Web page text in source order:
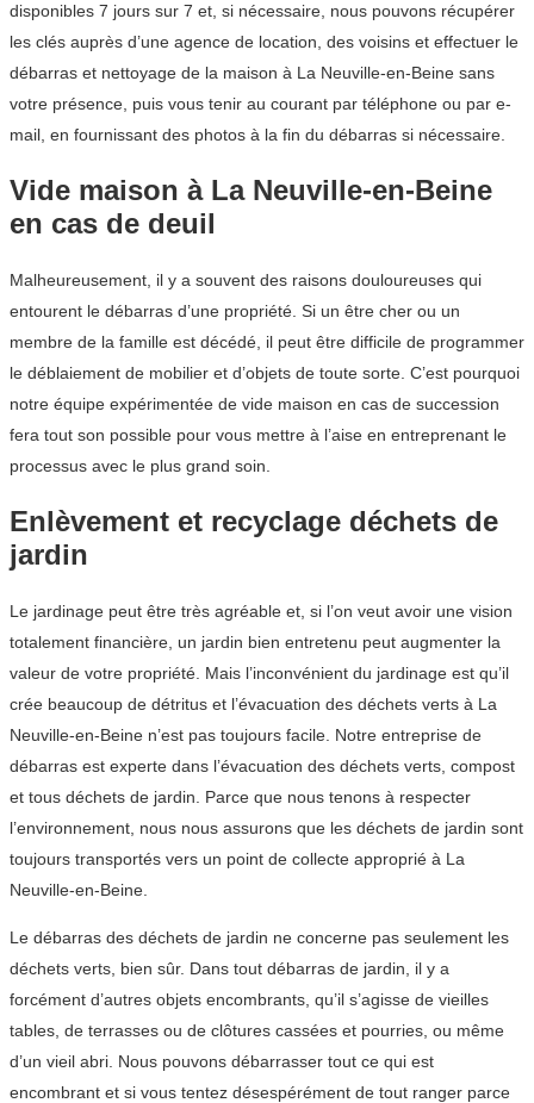
disponibles 7 jours sur 7 et, si nécessaire, nous pouvons récupérer
les clés auprès d’une agence de location, des voisins et effectuer le
débarras et nettoyage de la maison à La Neuville-en-Beine sans
votre présence, puis vous tenir au courant par téléphone ou par e-
mail, en fournissant des photos à la fin du débarras si nécessaire.
Vide maison à La Neuville-en-Beine
en cas de deuil
Malheureusement, il y a souvent des raisons douloureuses qui
entourent le débarras d’une propriété. Si un être cher ou un
membre de la famille est décédé, il peut être difficile de programmer
le déblaiement de mobilier et d’objets de toute sorte. C’est pourquoi
notre équipe expérimentée de vide maison en cas de succession
fera tout son possible pour vous mettre à l’aise en entreprenant le
processus avec le plus grand soin.
Enlèvement et recyclage déchets de
jardin
Le jardinage peut être très agréable et, si l’on veut avoir une vision
totalement financière, un jardin bien entretenu peut augmenter la
valeur de votre propriété. Mais l’inconvénient du jardinage est qu’il
crée beaucoup de détritus et l’évacuation des déchets verts à La
Neuville-en-Beine n’est pas toujours facile. Notre entreprise de
débarras est experte dans l’évacuation des déchets verts, compost
et tous déchets de jardin. Parce que nous tenons à respecter
l’environnement, nous nous assurons que les déchets de jardin sont
toujours transportés vers un point de collecte approprié à La
Neuville-en-Beine.
Le débarras des déchets de jardin ne concerne pas seulement les
déchets verts, bien sûr. Dans tout débarras de jardin, il y a
forcément d’autres objets encombrants, qu’il s’agisse de vieilles
tables, de terrasses ou de clôtures cassées et pourries, ou même
d’un vieil abri. Nous pouvons débarrasser tout ce qui est
encombrant et si vous tentez désespérément de tout ranger parce